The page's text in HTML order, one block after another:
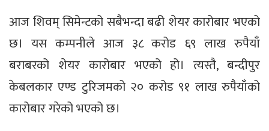
आज शिवम् सिमेन्टको सबैभन्दा बढी शेयर कारोबार भएको
छ। यस कम्पनीले आज ३८ करोड ६९ लाख रुपैयाँ
बराबरको शेयर कारोबार भएको हो। त्यस्तै, बन्दीपुर
केबलकार एण्ड टुरिजमको २० करोड ९१ लाख रुपैयाँको
कारोबार गरेको भएको छ।